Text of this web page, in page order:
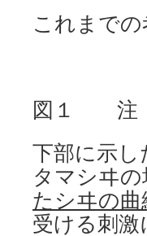
これまで
図１ 注：
下部に示
タマシヰ
たシヰの曲
受ける刺激